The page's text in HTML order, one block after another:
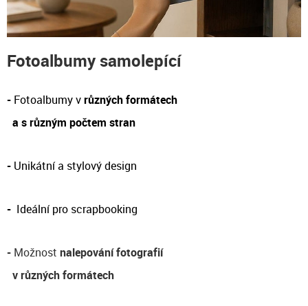
Fotoalbumy samolepící
- Fotoalbumy vrůzných formátech
a s různým počtem stran
- Unikátní a stylový design
- Ideální pro scrapbooking
- Možnost nalepování fotografií
v různých formátech